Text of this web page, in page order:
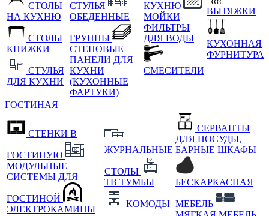
СТОЛЫ
НА КУХНЮ
СТОЛЫ
КНИЖКИ
СТУЛЬЯ
ДЛЯ КУХНИ
СТУЛЬЯ
ОБЕДЕННЫЕ
ГРУППЫ
СТЕНОВЫЕ
ПАНЕЛИ ДЛЯ
КУХНИ
(КУХОННЫЕ
ФАРТУКИ)
КУХНЮ
МОЙКИ
ФИЛЬТРЫ
ДЛЯ ВОДЫ
СМЕСИТЕЛИ
ВЫТЯЖКИ
КУХОННАЯ
ФУРНИТУРА
ГОСТИНАЯ
СТЕНКИ В
ГОСТИНУЮ
МОДУЛЬНЫЕ
СИСТЕМЫ ДЛЯ
ГОСТИНОЙ
ЭЛЕКТРОКАМИНЫ
ЖУРНАЛЬНЫЕ
СТОЛЫ
ТВ ТУМБЫ
КОМОДЫ
СЕРВАНТЫ
ДЛЯ ПОСУДЫ,
БАРНЫЕ ШКАФЫ
БЕСКАРКАСНАЯ
МЕБЕЛЬ